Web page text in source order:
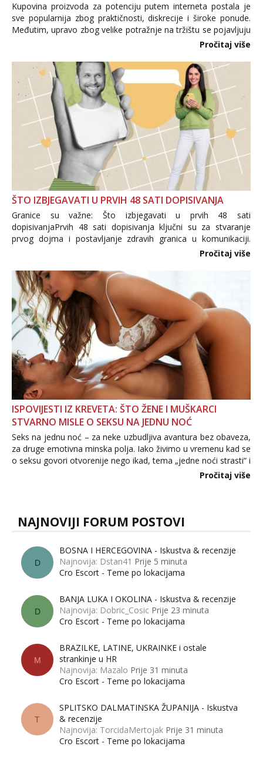
Kupovina proizvoda za potenciju putem interneta postala je
sve popularnija zbog praktičnosti, diskrecije i široke ponude.
Međutim, upravo zbog velike potražnje na tržištu se pojavljuju
i brojni krivotvoreni proizvodi, nepouzdane internetske
Pročitaj više
ŠTO IZBJEGAVATI U PRVIH 48 SATI DOPISIVANJA
Granice su važne: Što izbjegavati u prvih 48 sati
dopisivanjaPrvih 48 sati dopisivanja ključni su za stvaranje
prvog dojma i postavljanje zdravih granica u komunikaciji.
Važno je izbjeći prebrzo otkrivanje osobnih ili intimnih
informacija, jer nepoznata osoba još nije zaslužila to
povjerenje. Takođe...
Pročitaj više
ISPOVIJESTI IZ KREVETA: ŠTO ŽENE I MUŠKARCI
STVARNO MISLE O SEKSU NA JEDNU NOĆ
Seks na jednu noć – za neke uzbudljiva avantura bez obaveza,
za druge emotivna minska polja. Iako živimo u vremenu kad se
o seksu govori otvorenije nego ikad, tema „jedne noći strasti“ i
dalje izaziva burne rasprave. Što zapravo misle žene, a što
Pročitaj više
NAJNOVIJI FORUM POSTOVI
D
BOSNA I HERCEGOVINA - Iskustva & recenzije
Najnovija: Dstan41 Prije 5 minuta
Cro Escort - Teme po lokacijama
D
BANJA LUKA I OKOLINA - Iskustva & recenzije
Najnovija: Dobric_Cosic Prije 23 minuta
Cro Escort - Teme po lokacijama
M
BRAZILKE, LATINE, UKRAINKE i ostale
strankinje u HR
Najnovija: Mazalo Prije 31 minuta
Cro Escort - Teme po lokacijama
T
SPLITSKO DALMATINSKA ŽUPANIJA - Iskustva
& recenzije
Najnovija: TorcidaMertojak Prije 31 minuta
Cro Escort - Teme po lokacijama